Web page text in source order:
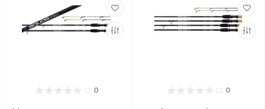
0 0